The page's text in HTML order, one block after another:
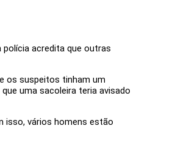
polícia acredita que outras
os suspeitos tinham um
uma sacoleira teria avisado
isso, vários homens estão